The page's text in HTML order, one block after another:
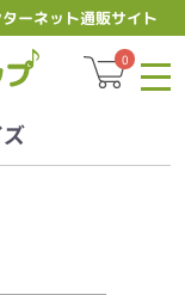
ーネット通販サイト
スズキ
0